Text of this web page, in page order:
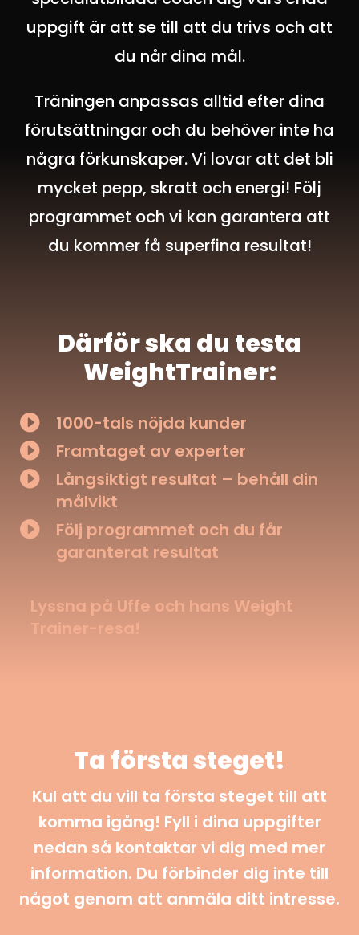
uppgift är att se till att du trivs och att
du når dina mål.
Träningen anpassas alltid efter dina
förutsättningar och du behöver inte ha
några förkunskaper.Vi lovar att det bli
mycket pepp, skratt och energi! Följ
programmet och vi kan garantera att
du kommer få superfina resultat!
Därför ska du testa
WeightTrainer:
 1000-tals nöjda kunder
 Framtaget av experter

Långsiktigt resultat – behåll din
målvikt

Följ programmet och du får
garanterat resultat
Lyssna på Uffe och hans Weight
Trainer-resa!
Ta första steget!
Kul att du vill ta första steget till att
komma igång! Fyll i dina uppgifter
nedan så kontaktar vi dig med mer
information. Du förbinder dig inte till
något genom att anmäla ditt intresse.